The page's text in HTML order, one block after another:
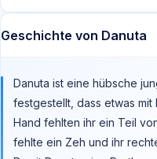
Geschichte von Danuta
Danuta ist eine hübsche
festgestellt, dass etwas mit
Hand fehlten ihr ein Teil
fehlte ein Zeh und ihr